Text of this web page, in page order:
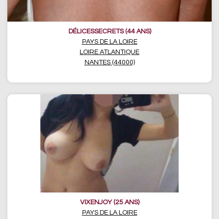
DÉLICESSECRETS (44 ANS)
PAYS DE LA LOIRE
LOIRE ATLANTIQUE
NANTES (44000)
VIXENJOY (25 ANS)
PAYS DE LA LOIRE